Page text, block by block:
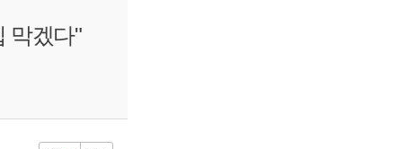
막겠다"